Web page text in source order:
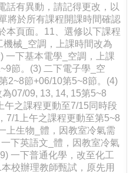
話有異動，請記得更改，以
將於所有課程開課時間確認
本頁面。11、選修以下課程
械_空調，上課時間改為
一下基本電學_空調，上課
節。(3) 二下電子學_空
2~8節+06/10第5~8節。(4)
07/09, 13, 14, 15第5~8
午之課程更動至7/15同時段
7/1上午之課程更動至第5~8
上生物_體，因教室冷氣需
下英語文_體，因教室冷氣
一下普通化學，改至化工
校辦理教師甄試，原先用